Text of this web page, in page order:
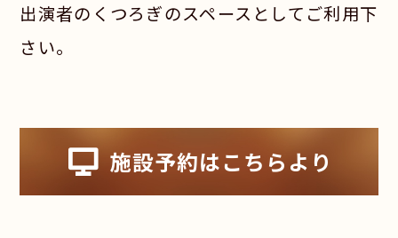
出演者のくつろぎのスペースとしてご利用下
さい。
施設予約はこちらより